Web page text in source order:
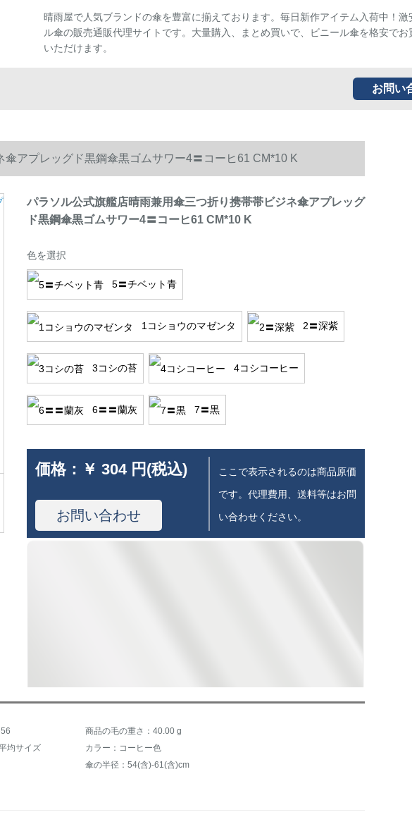
晴雨屋で人気ブランドの傘を豊富に揃えております。毎日新作アイテム入荷中！激
ル傘の販売通販代理サイトです。大量購入、まとめ買いで、ビニール傘を格安でお
いただけます。
お問い
アプレッグド黒鋼傘黒ゴムサワー4〓コーヒ61 CM*10 K
パラソル公式旗艦店晴雨兼用傘三つ折り携帯帯ビジネ傘アプレッグ
ド黒鋼傘黒ゴムサワー4〓コーヒ61 CM*10 K
色を選択
5〓チベット青
1コショウのマゼンタ 2〓深紫
3コシの苔 4コシコーヒー
6〓〓蘭灰 7〓黒
価格： ￥ 304 円(税込)
お問い合わせ
ここで表示されるのは商品原価
です。代理費用、送料等はお問
い合わせください。
商品の毛の重さ：40.00 g
均サイズ
カラー：コーヒー色
傘の半径：54(含)-61(含)cm